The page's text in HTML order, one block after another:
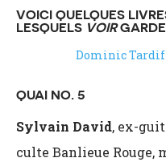
VOICI QUELQUES
LESQUELS VOIR
Dominic Tardif
QUAI NO. 5
Sylvain David, ex-
culte Banlieue Rouge,